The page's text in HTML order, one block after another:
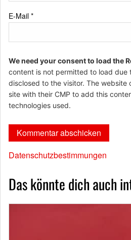
E-Mail *
We need your consent to load the
content is not permitted to load due
disclosed to the visitor. The website
site with their CMP to add this
technologies used.
Datenschutzbestimmungen
Das könnte dich auch